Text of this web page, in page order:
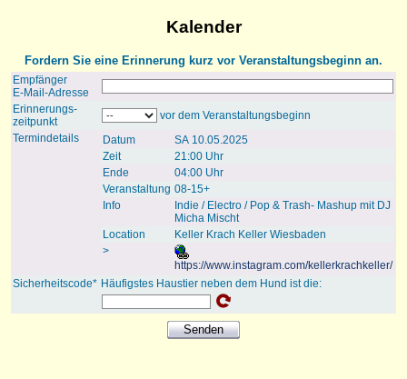
Kalender
Fordern Sie eine Erinnerung kurz vor Veranstaltungsbeginn an.
Empfänger
E-Mail-Adresse
Erinnerungs-
zeitpunkt
vor dem Veranstaltungsbeginn
Termindetails
Datum
SA 10.05.2025
Zeit
21:00 Uhr
Ende
04:00 Uhr
Veranstaltung 08-15+
Info
Indie / Electro / Pop & Trash- Mashup mit DJ
Micha Mischt
Location
Keller Krach Keller Wiesbaden
>
https://www.instagram.com/kellerkrachkeller/
Sicherheitscode* Häufigstes Haustier neben dem Hund ist die: